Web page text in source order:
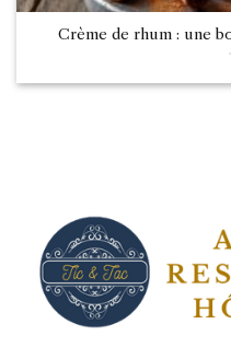
Crème de rhum : une